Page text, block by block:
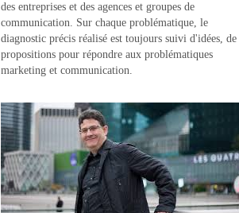
des entreprises et des agences et groupes de
communication. Sur chaque problématique, le
diagnostic précis réalisé est toujours suivi d'idées, de
propositions pour répondre aux problématiques
marketing et communication.